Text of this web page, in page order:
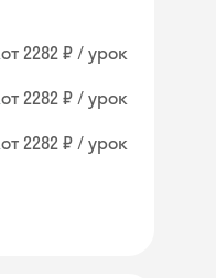
от 2282 ₽ / урок
от 2282 ₽ / урок
от 2282 ₽ / урок